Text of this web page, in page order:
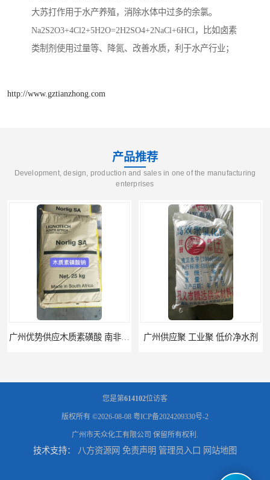
大苏打作用于水产养殖，消除水体中过多的余氯。
Na2S2O3+4Cl2+5H2O=2H2SO4+2NaCl+6HCl，比如卤素
类制剂使用过量等、降氮、改善水质，利于水产行业；
http://www.gztianzhong.com
产品推荐
Development, design, production and sales in one of the manufacturing
enterprises
广州供应聚 工业聚 低价净水剂 供应广州 深圳 柠檬酸 山东英轩柠檬酸 二水柠檬酸
您是第614102位访客
版权所有 ©2026-08-08 粤ICP备2024209330号-2
广州市天众化工有限公司 保留所有权利.
技术支持： 八方资源网 免责声明 管理员入口 网站地图